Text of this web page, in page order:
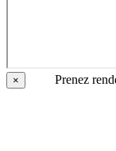
× Prenez